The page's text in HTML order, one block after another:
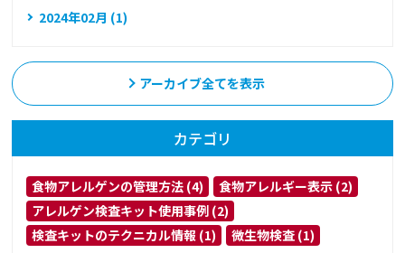
2024年02月 (1)
アーカイブ全てを表示
カテゴリ
食物アレルゲンの管理方法 (4)
食物アレルギー表示 (2)
アレルゲン検査キット使用事例 (2)
検査キットのテクニカル情報 (1)
微生物検査 (1)